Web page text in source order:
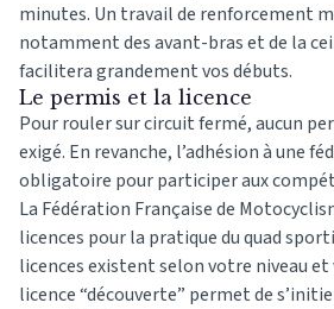
minutes. Un travail de renforcement
notamment des avant-bras et de la
facilitera grandement vos débuts.
Le permis et la licence
Pour rouler sur circuit fermé, aucun
exigé. En revanche, l’adhésion à une
obligatoire pour participer aux
La Fédération Française de
licences pour la pratique du quad
licences existent selon votre niveau
licence “découverte” permet de